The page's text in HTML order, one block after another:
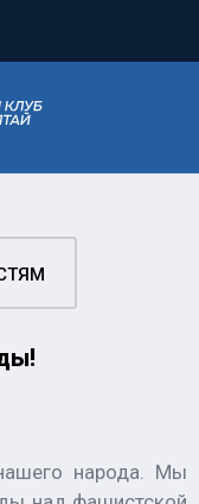
народа. Мы